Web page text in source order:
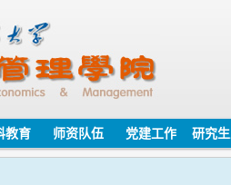
教育 师资队伍 党建工作 研究